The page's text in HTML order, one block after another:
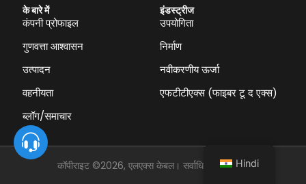
के बारे में
कंपनी प्रोफाइल
गुणवत्ता आश्वासन
उत्पादन
वहनीयता
ब्लॉग/समाचार
इंडस्ट्रीज
उपयोगिता
निर्माण
नवीकरणीय ऊर्जा
एफटीटीएक्स (फाइबर टू द एक्स)
कॉपीराइट ©2026, एलएक्स केबल। सर्वाधिकार सुरक्षित।Hindi